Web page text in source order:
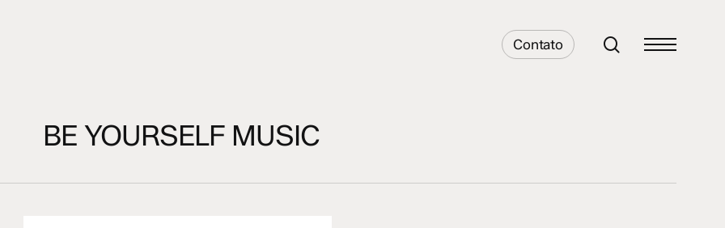
Contato search
Menu
BE YOURSELF MUSIC